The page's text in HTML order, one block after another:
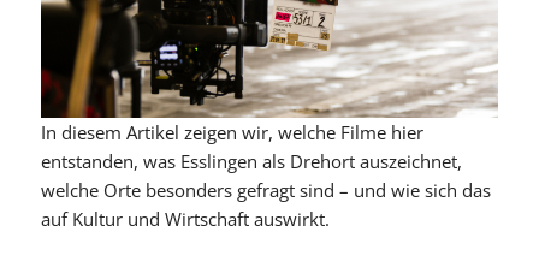
In diesem Artikel zeigen wir, welche Filme hier
entstanden, was Esslingen als Drehort auszeichnet,
welche Orte besonders gefragt sind – und wie sich das
auf Kultur und Wirtschaft auswirkt.